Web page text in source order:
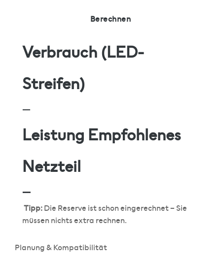
Berechnen
Verbrauch (LED-
Streifen)
—
Leistung Empfohlenes
Netzteil
—
Tipp:Die Reserve ist schon eingerechnet – Sie
müssen nichts extra rechnen.
Planung & Kompatibilität